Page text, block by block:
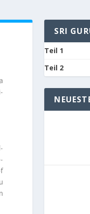
SRI
Teil 1
Teil 2